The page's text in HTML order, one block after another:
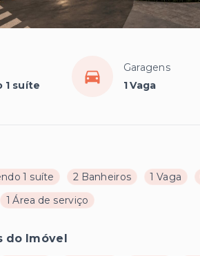
1 suíte
Garagens
1 Vaga
1 suíte 2 Banheiros 1 Vaga
1 Área de serviço
do Imóvel